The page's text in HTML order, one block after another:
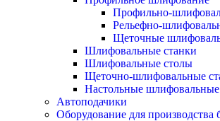
Профильно-
Рельефно-
Щеточные
Шлифовальные станки
Шлифовальные столы
Щеточно-шлифовальные
Настольные шлифовальные
Автоподачики
Оборудование для производства